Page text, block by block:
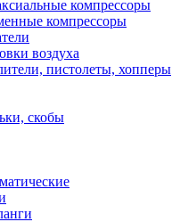
компрессоры
компрессоры
воздуха
пистолеты, хопперы
скобы